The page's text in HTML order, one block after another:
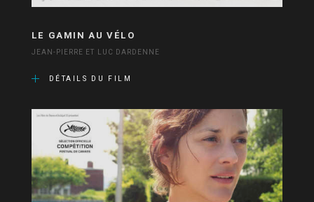
LE GAMIN AU VÉLO
JEAN-PIERRE ET LUC DARDENNE
DÉTAILS DU FILM